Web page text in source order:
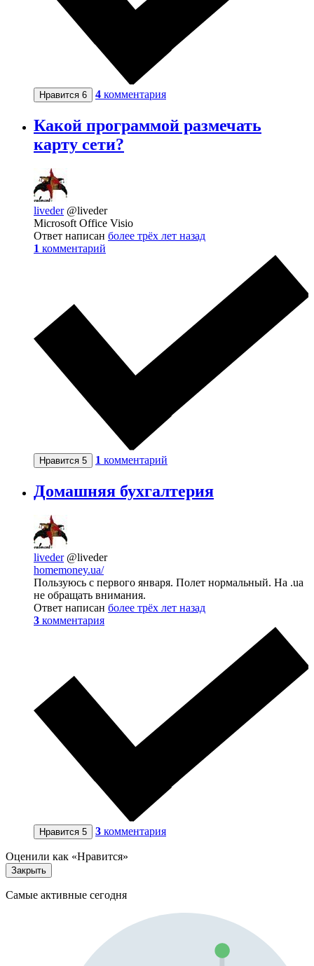
Нравится 6 4 комментария
Какой программой размечать
карту сети?
liveder @liveder
Microsoft Office Visio
Ответ написан более трёх лет назад
1 комментарий
Нравится 5 1 комментарий
Домашняя бухгалтерия
liveder @liveder
homemoney.ua/
Пользуюсь с первого января. Полет нормальный. На .ua
не обращать внимания.
Ответ написан более трёх лет назад
3 комментария
Нравится 5 3 комментария
Оценили как «Нравится»
Закрыть
Самые активные сегодня